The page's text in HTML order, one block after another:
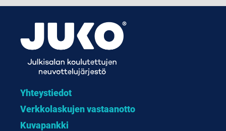
Yhteystiedot
Verkkolaskujen vastaanotto
Kuvapankki